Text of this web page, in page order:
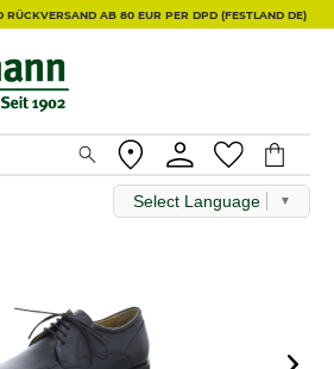
RÜCKVERSAND AB 80 EUR PER DPD (FESTLAND DE)
Select Language ▼